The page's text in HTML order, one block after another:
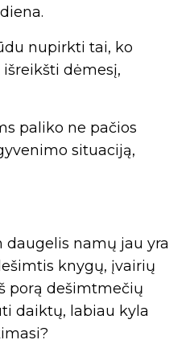
nupirkti tai, ko
dėmesį,
paliko ne pačios
situaciją,
namų jau yra
knygų, įvairių
porą dešimtmečių
daiktų, labiau kyla